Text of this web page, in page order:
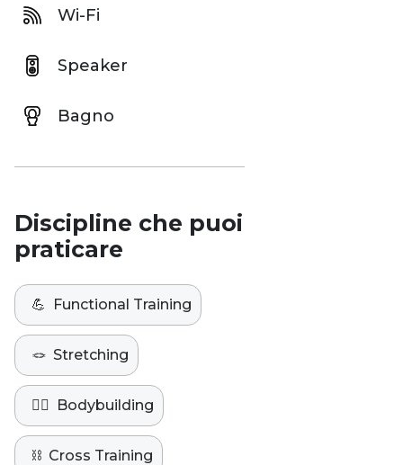
Wi-Fi
Speaker
Bagno
Discipline che puoi
praticare
💪 Functional Training
🪢 Stretching
🏋️‍♀️ Bodybuilding
⛓️ Cross Training